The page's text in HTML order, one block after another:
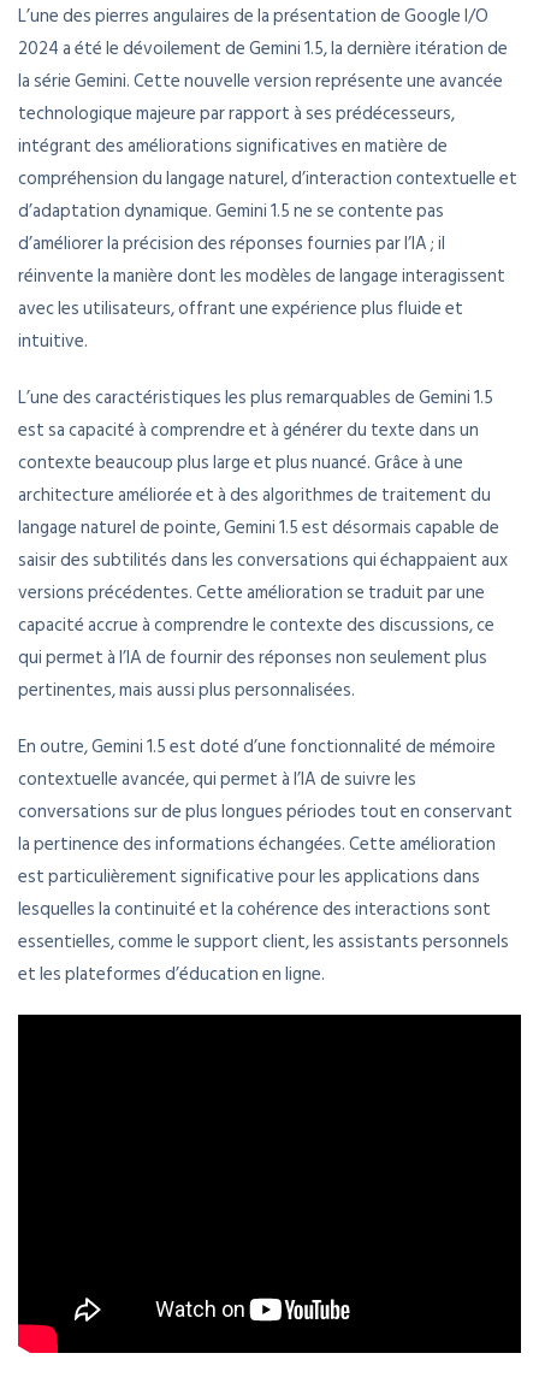
L’une des pierres angulaires de la présentation de Google I/O
2024 a été le dévoilement de Gemini 1.5, la dernière itération de
la série Gemini. Cette nouvelle version représente une avancée
technologique majeure par rapport à ses prédécesseurs,
intégrant des améliorations significatives en matière de
compréhension du langage naturel, d’interaction contextuelle et
d’adaptation dynamique. Gemini 1.5 ne se contente pas
d’améliorer la précision des réponses fournies par l’IA ; il
réinvente la manière dont les modèles de langage interagissent
avec les utilisateurs, offrant une expérience plus fluide et
intuitive.
L’une des caractéristiques les plus remarquables de Gemini 1.5
est sa capacité à comprendre et à générer du texte dans un
contexte beaucoup plus large et plus nuancé. Grâce à une
architecture améliorée et à des algorithmes de traitement du
langage naturel de pointe, Gemini 1.5 est désormais capable de
saisir des subtilités dans les conversations qui échappaient aux
versions précédentes. Cette amélioration se traduit par une
capacité accrue à comprendre le contexte des discussions, ce
qui permet à l’IA de fournir des réponses non seulement plus
pertinentes, mais aussi plus personnalisées.
En outre, Gemini 1.5 est doté d’une fonctionnalité de mémoire
contextuelle avancée, qui permet à l’IA de suivre les
conversations sur de plus longues périodes tout en conservant
la pertinence des informations échangées. Cette amélioration
est particulièrement significative pour les applications dans
lesquelles la continuité et la cohérence des interactions sont
essentielles, comme le support client, les assistants personnels
et les plateformes d’éducation en ligne.